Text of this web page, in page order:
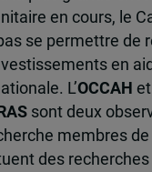
en cours, le
se permettre de
en
L’OCCAH et
sont deux
membres de
des recherches